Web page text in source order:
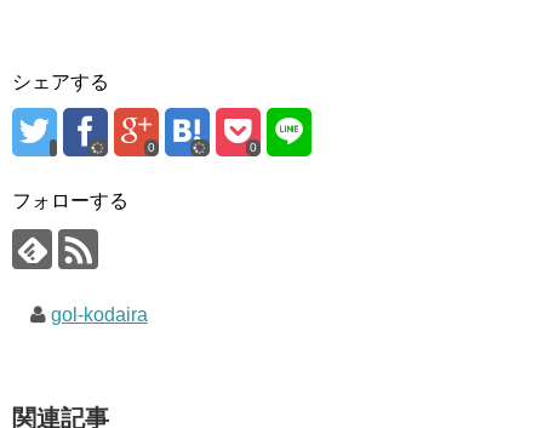
シェアする
0 0
フォローする
gol-kodaira
関連記事